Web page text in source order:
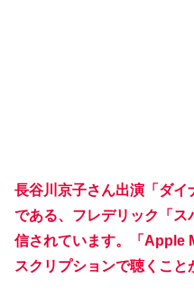
長谷川京子さん出演「ダイ
である、フレデリック「
信されています。「Apple
スクリプションで聴くこと